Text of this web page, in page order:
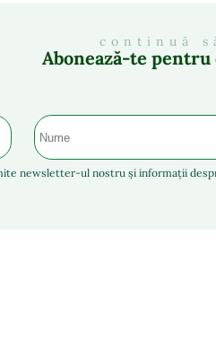
continuă
Abonează-te
newsletter-ul nostru și informații